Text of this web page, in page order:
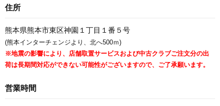
住所
熊本県熊本市東区神園１丁目１番５号
(熊本インターチェンジより、北へ500ｍ)
※地震の影響により、店舗取置サービスおよび中古クラブご注文分の出
荷は長期間対応ができない可能性がございますので、ご了承願います。
営業時間